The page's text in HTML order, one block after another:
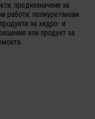
предназначени за
работи: полиуретанови
за хидро- и
или продукт за